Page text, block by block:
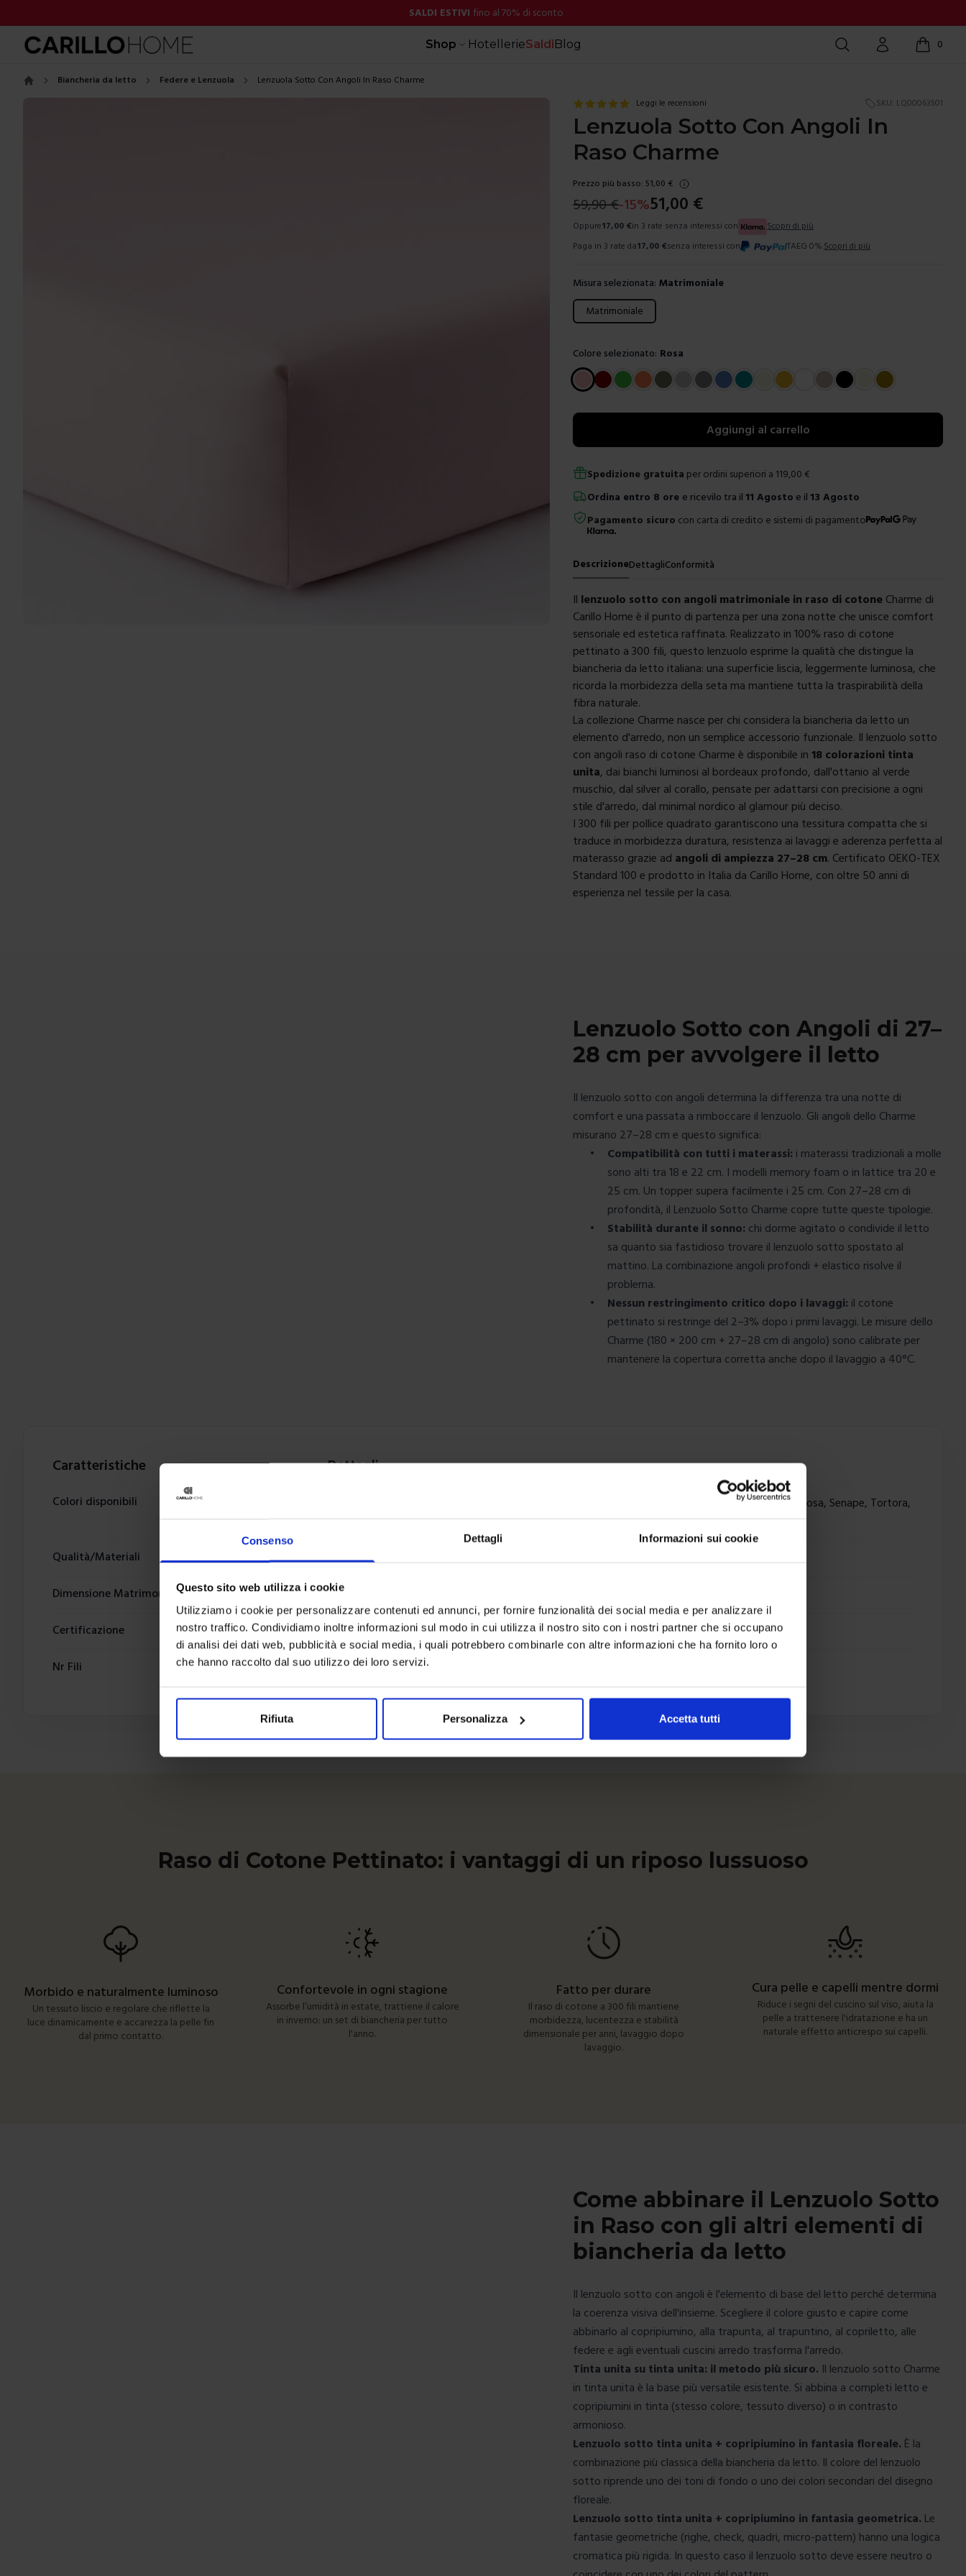
Consenso Dettagli Informazioni sui cookie
Questo sito web utilizza i cookie
Utilizziamo i cookie per personalizzare contenuti ed annunci, per fornire funzionalità dei social media e per analizzare il
nostro traffico. Condividiamo inoltre informazioni sul modo in cui utilizza il nostro sito con i nostri partner che si occupano
di analisi dei dati web, pubblicità e social media, i quali potrebbero combinarle con altre informazioni che ha fornito loro o
che hanno raccolto dal suo utilizzo dei loro servizi.
Rifiuta Personalizza Accetta tutti
SALDI ESTIVI fino al 70% di sconto
Shop HotellerieSaldiBlog Cerca Account 0
items in
Biancheria da letto Federe e Lenzuola Lenzuola Sotto Con Angoli In Raso Charme
Leggi le recensioni SKU: LQ00063501
Lenzuola Sotto Con Angoli In
Raso Charme
Prezzo più basso: 51,00 €
59,90€-15%51,00 €
Oppure17,00 €in 3 rate senza interessi con
Scopri di più
Paga in 3 rate da17,00 €senza interessi con TAEG 0%. Scopri di più
Misura selezionata: Matrimoniale
Scegli una misura
Matrimoniale
Colore selezionato: Rosa
Scegli un colore
Aggiungi al carrello
Spedizione gratuita per ordini superiori a 119,00 €
Ordina entro 8 ore e ricevilo tra il11 Agosto e il 13 Agosto
Pagamento sicuro con carta di credito e sistemi di pagamento
DescrizioneDettagliConformità
Il lenzuolo sotto con angoli matrimoniale in raso di cotone Charme di
Carillo Home è il punto di partenza per una zona notte che unisce comfort
sensoriale ed estetica raffinata. Realizzato in 100% raso di cotone
pettinato a 300 fili, questo lenzuolo esprime la qualità che distingue la
biancheria da letto italiana: una superficie liscia, leggermente luminosa, che
ricorda la morbidezza della seta ma mantiene tutta la traspirabilità della
fibra naturale.
La collezione Charme nasce per chi considera la biancheria da letto un
elemento d'arredo, non un semplice accessorio funzionale. Il lenzuolo sotto
con angoli raso di cotone Charme è disponibile in18 colorazioni tinta
unita, dai bianchi luminosi al bordeaux profondo, dall'ottanio al verde
muschio, dal silver al corallo, pensate per adattarsi con precisione a ogni
stile d'arredo, dal minimal nordico al glamour più deciso.
I 300 fili per pollice quadrato garantiscono una tessitura compatta che si
traduce in morbidezza duratura, resistenza ai lavaggi e aderenza perfetta al
materasso grazie ad angoli di ampiezza 27–28 cm. Certificato OEKO-TEX
Standard 100 e prodotto in Italia da Carillo Home, con oltre 50 anni di
esperienza nel tessile per la casa.
Lenzuolo Sotto con Angoli di 27–
28 cm per avvolgere il letto
Il lenzuolo sotto con angoli determina la differenza tra una notte di
comfort e una passata a rimboccare il lenzuolo. Gli angoli dello Charme
misurano 27–28 cm e questo significa:
•
Compatibilità con tutti i materassi: i materassi tradizionali a molle
sono alti tra 18 e 22 cm. I modelli memory foam o in lattice tra 20 e
25 cm. Un topper supera facilmente i 25 cm. Con 27–28 cm di
profondità, il Lenzuolo Sotto Charme copre tutte queste tipologie.
•
Stabilità durante il sonno: chi dorme agitato o condivide il letto
sa quanto sia fastidioso trovare il lenzuolo sotto spostato al
mattino. La combinazione angoli profondi + elastico risolve il
problema.
•
Nessun restringimento critico dopo i lavaggi: il cotone
pettinato si restringe del 2–3% dopo i primi lavaggi. Le misure dello
Charme (180 × 200 cm + 27–28 cm di angolo) sono calibrate per
mantenere la copertura corretta anche dopo il lavaggio a 40°C.
Caratteristiche Dettagli
Colori disponibili
Argento, Beige, Bianco, Blue, Bordeaux, Corallo, Corda, Grigio, Grigio chiaro, Miele, Nero, Ottanio, Rosa, Senape, Tortora,
Verde, Verde muschio
Qualità/Materiali 100% Raso di Cotone
Dimensione Matrimoniale Sotto cm 180x200 + angoli cm 27
Certificazione OEKO TEX
Nr Fili 300 fili
Raso di Cotone Pettinato: i vantaggi di un riposo lussuoso
Morbido e naturalmente luminoso
Un tessuto liscio e regolare che riflette la
luce dinamicamente e accarezza la pelle fin
dal primo contatto.
Confortevole in ogni stagione
Assorbe l’umidità in estate, trattiene il calore
in inverno: un set di biancheria per tutto
l'anno.
Fatto per durare
Il raso di cotone a 300 fili mantiene
morbidezza, lucentezza e stabilità
dimensionale per anni, lavaggio dopo
lavaggio.
Cura pelle e capelli mentre dormi
Riduce i segni del cuscino sul viso, aiuta la
pelle a trattenere l'idratazione e ha un
naturale effetto anticrespo sui capelli.
Come abbinare il Lenzuolo Sotto
in Raso con gli altri elementi di
biancheria da letto
Il lenzuolo sotto con angoli è l'elemento di base del letto perché determina
la coerenza visiva dell'insieme. Scegliere il colore giusto e capire come
abbinarlo al copripiumino, alla trapunta, al trapuntino, al copriletto, alle
federe e agli eventuali cuscini arredo trasforma l'arredo.
Tinta unita su tinta unita: il metodo più sicuro. Il lenzuolo sotto Charme
in tinta unita è la base più versatile esistente. Si abbina a completi letto e
copripiumini in tinta (stesso colore, tessuto diverso) o in contrasto
armonioso.
Lenzuolo sotto tinta unita + copripiumino in fantasia floreale. È la
combinazione più classica della biancheria da letto. Il colore del lenzuolo
sotto riprende uno dei toni di fondo o uno dei colori secondari del disegno
floreale.
Lenzuolo sotto tinta unita + copripiumino in fantasia geometrica. Le
fantasie geometriche (righe, check, quadri, micro-pattern) hanno una logica
cromatica più rigida. In questo caso il lenzuolo sotto deve essere neutro o